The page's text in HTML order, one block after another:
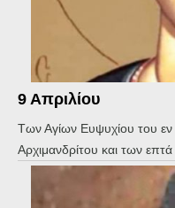
9 Απριλίου
Των Αγίων Ευψυχίου του εν
Αρχιμανδρίτου και των